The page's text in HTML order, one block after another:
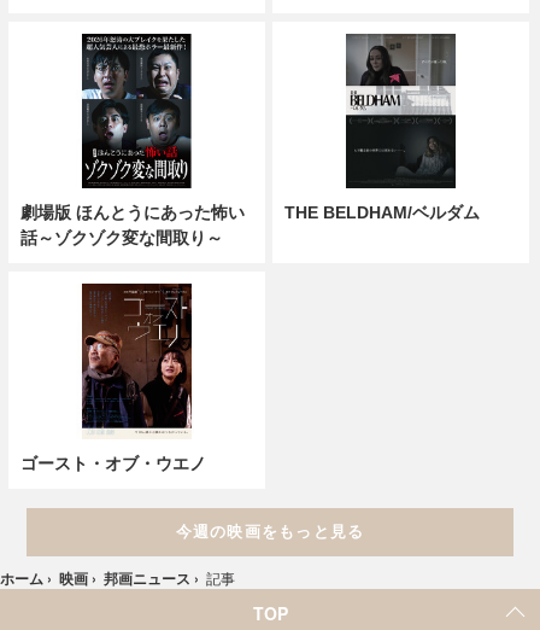
劇場版 ほんとうにあった怖い
話～ゾクゾク変な間取り～
THE BELDHAM/ベルダム
ゴースト・オブ・ウエノ
今週の映画をもっと見る
ホーム › 映画 › 邦画ニュース › 記事
TOP